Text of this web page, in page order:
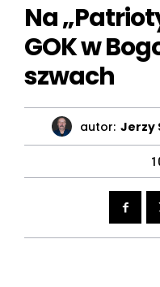
Na
GOK w
szwach
autor: Jerzy